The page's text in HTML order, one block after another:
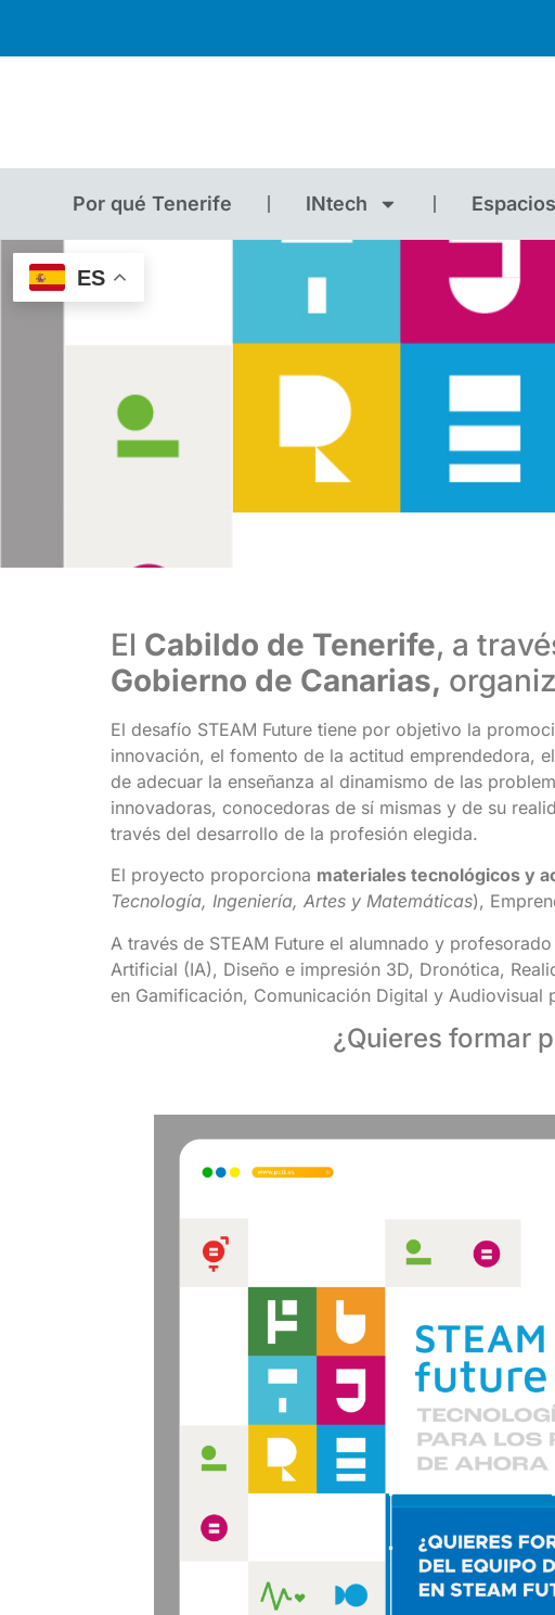
Por qué Tenerife INtech Espacios
ES
El Cabildo de Tenerife, a
Gobierno de Canarias,
El desafío STEAM Future tiene por objetivo la
innovación, el fomento de la actitud emprendedora,
de adecuar la enseñanza al dinamismo de las
innovadoras, conocedoras de sí mismas y de su
través del desarrollo de la profesión elegida.
El proyecto proporciona materiales tecnológicos y
Tecnología, Ingeniería, Artes y Matemáticas),
A través de STEAM Future el alumnado y
Artificial (IA), Diseño e impresión 3D, Dronótica,
en Gamificación, Comunicación Digital y
¿Quieres formar